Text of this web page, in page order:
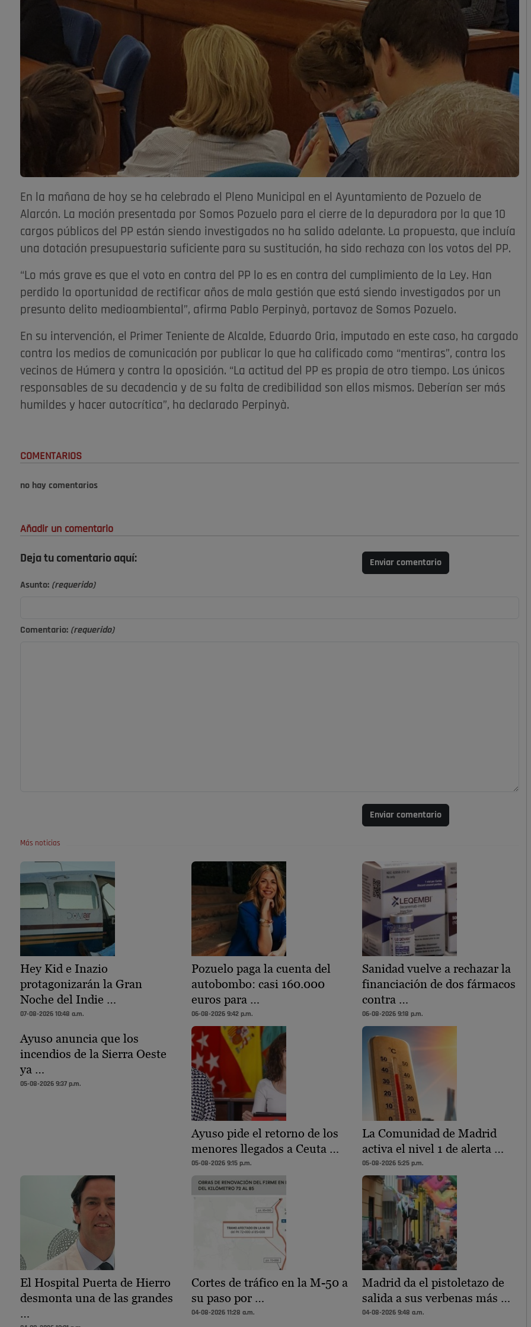
En la mañana de hoy se ha celebrado el Pleno Municipal en el Ayuntamiento de Pozuelo de
Alarcón. La moción presentada por Somos Pozuelo para el cierre de la depuradora por la que 10
cargos públicos del PP están siendo investigados no ha salido adelante. La propuesta, que incluía
una dotación presupuestaria suficiente para su sustitución, ha sido rechaza con los votos del PP.
“Lo más grave es que el voto en contra del PP lo es en contra del cumplimiento de la Ley. Han
perdido la oportunidad de rectificar años de mala gestión que está siendo investigados por un
presunto delito medioambiental”, afirma Pablo Perpinyà, portavoz de Somos Pozuelo.
En su intervención, el Primer Teniente de Alcalde, Eduardo Oria, imputado en este caso, ha cargado
contra los medios de comunicación por publicar lo que ha calificado como “mentiras”, contra los
vecinos de Húmera y contra la oposición. “La actitud del PP es propia de otro tiempo. Los únicos
responsables de su decadencia y de su falta de credibilidad son ellos mismos. Deberían ser más
humildes y hacer autocrítica”, ha declarado Perpinyà.
COMENTARIOS
no hay comentarios
Añadir un comentario
Deja tu comentario aquí: Enviar comentario
Asunto: (requerido)
Comentario: (requerido)
Enviar comentario
Más noticias
Hey Kid e Inazio
protagonizarán la Gran
Noche del Indie …
07-08-2026 10:48 a.m.
Pozuelo paga la cuenta del
autobombo: casi 160.000
euros para …
06-08-2026 9:42 p.m.
Sanidad vuelve a rechazar la
financiación de dos fármacos
contra …
06-08-2026 9:18 p.m.
Ayuso anuncia que los
incendios de la Sierra Oeste
ya …
05-08-2026 9:37 p.m.
Ayuso pide el retorno de los
menores llegados a Ceuta …
05-08-2026 9:15 p.m.
La Comunidad de Madrid
activa el nivel 1 de alerta …
05-08-2026 5:25 p.m.
El Hospital Puerta de Hierro
desmonta una de las grandes
…
Cortes de tráfico en la M-50 a
su paso por …
04-08-2026 11:28 a.m.
Madrid da el pistoletazo de
salida a sus verbenas más …
04-08-2026 9:48 a.m.